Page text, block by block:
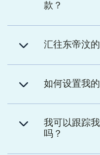
款？
汇往东帝汶
如何设置我
我可以跟踪
吗？